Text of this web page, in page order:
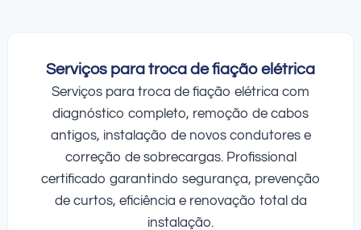
Serviços para troca de fiação elétrica
Serviços para troca de fiação elétrica com
diagnóstico completo, remoção de cabos
antigos, instalação de novos condutores e
correção de sobrecargas. Profissional
certificado garantindo segurança, prevenção
de curtos, eficiência e renovação total da
instalação.